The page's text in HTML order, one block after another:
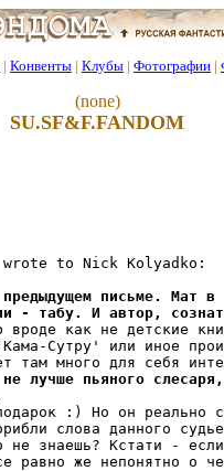
| Конвенты | Клубы | Фотографии |
(none)
SU.SF&F.FANDOM
to Nick Kolyadko:
письме. Мат в
- табу. И автор,
вроде как не детские
Сутру' или иное
лучше пьяного
:) Но он реально
слова данного
не знаешь? Кстати -
равно же непонятно о